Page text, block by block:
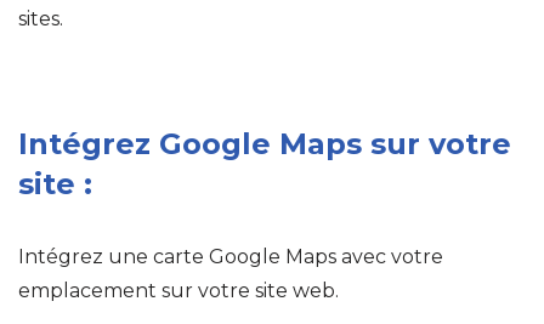
sites.
Intégrez Google Maps sur votre
site :
Intégrez une carte Google Maps avec votre
emplacement sur votre site web.